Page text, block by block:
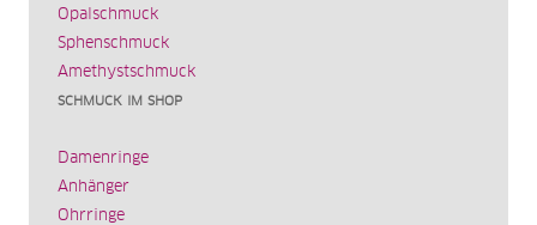
Opalschmuck
Sphenschmuck
Amethystschmuck
SCHMUCK IM SHOP
Damenringe
Anhänger
Ohrringe